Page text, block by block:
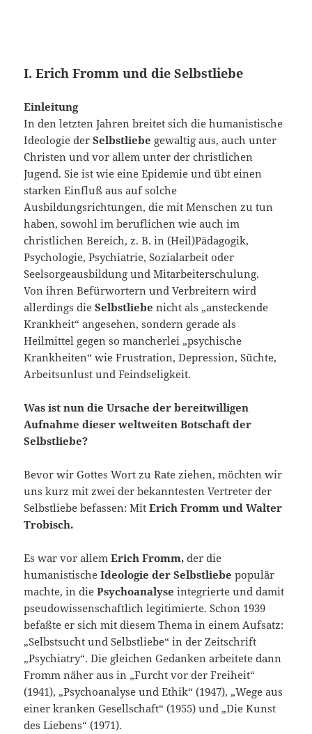
I. Erich Fromm und die Selbstliebe
Einleitung
In den letzten Jahren breitet sich die humanistische
Ideologie derSelbstliebe gewaltig aus, auch unter
Christen und vor allem unter der christlichen
Jugend. Sie ist wie eine Epidemie und übt einen
starken Einfluß aus auf solche
Ausbildungsrichtungen, die mit Menschen zu tun
haben, sowohl im beruflichen wie auch im
christlichen Bereich, z. B. in (Heil)Pädagogik,
Psychologie, Psychiatrie, Sozialarbeit oder
Seelsorgeausbildung und Mitarbeiterschulung.
Von ihren Befürwortern und Verbreitern wird
allerdings dieSelbstliebe nicht als „ansteckende
Krankheit“ angesehen, sondern gerade als
Heilmittel gegen so mancherlei „psychische
Krankheiten“ wie Frustration, Depression, Süchte,
Arbeitsunlust und Feindseligkeit.
Was ist nun die Ursache der bereitwilligen
Aufnahme dieser weltweiten Botschaft der
Selbstliebe?
Bevor wir Gottes Wort zu Rate ziehen, möchten wir
uns kurz mit zwei der bekanntesten Vertreter der
Selbstliebe befassen: MitErich Fromm und Walter
Trobisch.
Es war vor allemErich Fromm, der die
humanistischeIdeologie der Selbstliebe populär
machte, in diePsychoanalyse integrierte und damit
pseudowissenschaftlich legitimierte. Schon 1939
befaßte er sich mit diesem Thema in einem Aufsatz:
„Selbstsucht und Selbstliebe“ in der Zeitschrift
„Psychiatry“. Die gleichen Gedanken arbeitete dann
Fromm näher aus in „Furcht vor der Freiheit“
(1941), „Psychoanalyse und Ethik“ (1947), „Wege aus
einer kranken Gesellschaft“ (1955) und „Die Kunst
des Liebens“ (1971).